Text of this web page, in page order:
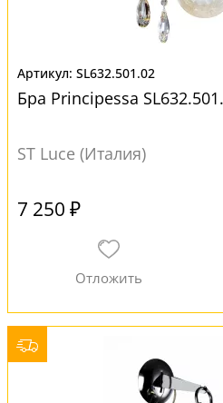
SL632.501.02
Бра Principessa
ST Luce (Италия)
7 250 ₽